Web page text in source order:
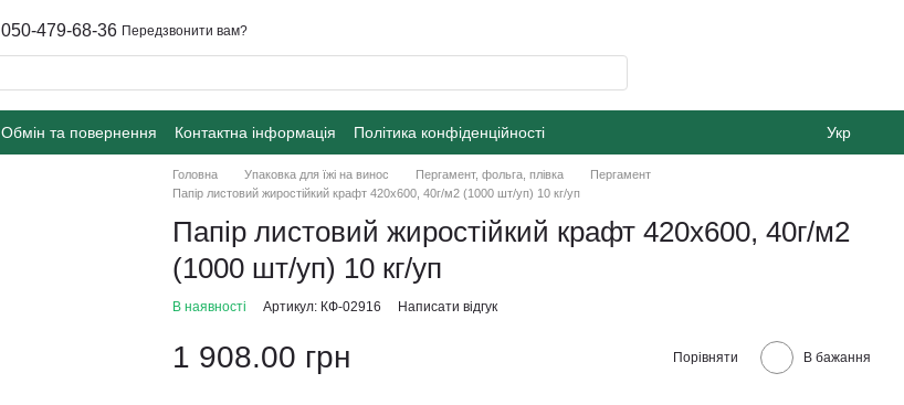
050-479-68-36 Передзвонити вам?
Обмін та повернення Контактна інформація
Політика конфіденційності
Укр
Головна Упаковка для їжі на винос Пергамент, фольга, плівка
Пергамент
Папір листовий жиростійкий крафт 420х600, 40г/м2 (1000 шт/уп) 10 кг/уп
Папір листовий жиростійкий крафт 420х600, 40г/м2
(1000 шт/уп) 10 кг/уп
В наявності Артикул: КФ-02916 Написати відгук
1 908.00 грн Порівняти В бажання